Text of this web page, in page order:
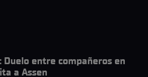
Duelo entre compañeros en
a Assen